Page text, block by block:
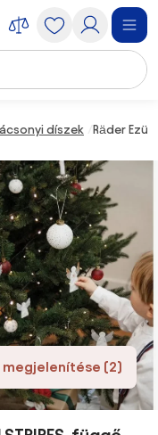
díszek Räder
megjelenítése (2)